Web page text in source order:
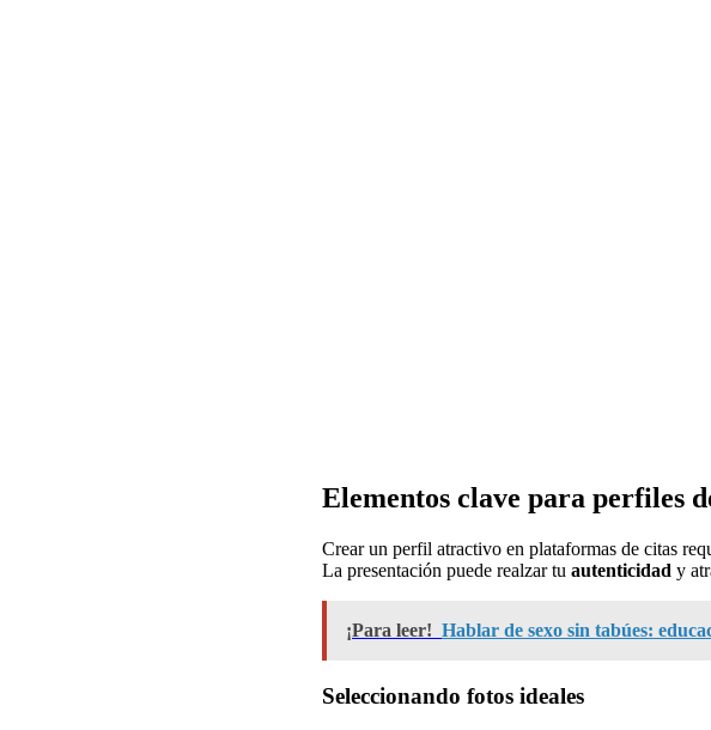
Elementos clave para perfiles
Crear un perfil atractivo en plataformas de citas
La presentación puede realzar tu autenticidad y
¡Para leer! Hablar de sexo sin tabúes:
Seleccionando fotos ideales